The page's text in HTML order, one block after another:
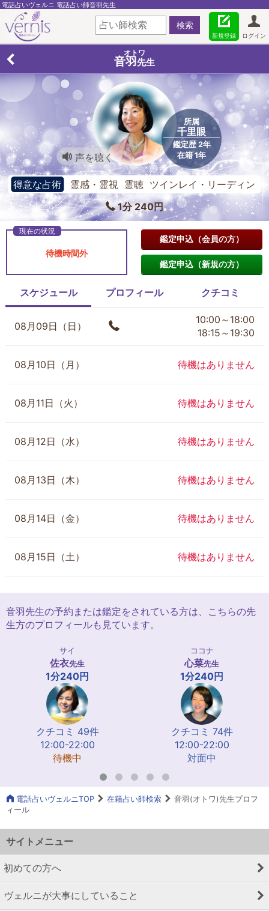
電話占いヴェルニ 電話占い師音羽先生
ログイン
新規登録
オトワ
音羽先生
所属
千里眼
鑑定歴 2年
在籍 1年
声を聴く
得意な占術
霊感・霊視 霊聴 ツインレイ・リーディン
グ
1分 240円
待機時間外
鑑定申込（会員の方）
鑑定申込（新規の方）
スケジュール プロフィール クチコミ
08月09日（日）
10:00～18:00
18:15～19:30
08月10日（月） 待機はありません
08月11日（火） 待機はありません
08月12日（水） 待機はありません
08月13日（木） 待機はありません
08月14日（金） 待機はありません
08月15日（土） 待機はありません
音羽先生の予約または鑑定をされている方は、こちらの先
生方のプロフィールも見ています。
サイ
佐衣先生
1分240円
クチコミ 49件
12:00-22:00
待機中
ココナ
心菜先生
1分240円
クチコミ 74件
12:00-22:00
対面中
電話占いヴェルニTOP 在籍占い師検索
音羽(オトワ)先生プロフ
ィール
サイトメニュー
初めての方へ
ヴェルニが大事にしていること